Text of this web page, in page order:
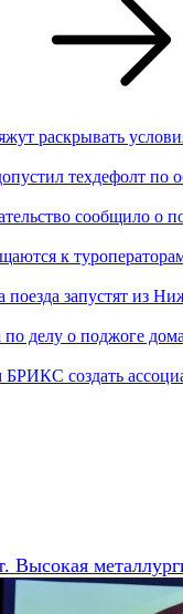
раскрывать
техдефолт по
сообщило о
к
запустят из
по делу о поджоге
создать
Высокая